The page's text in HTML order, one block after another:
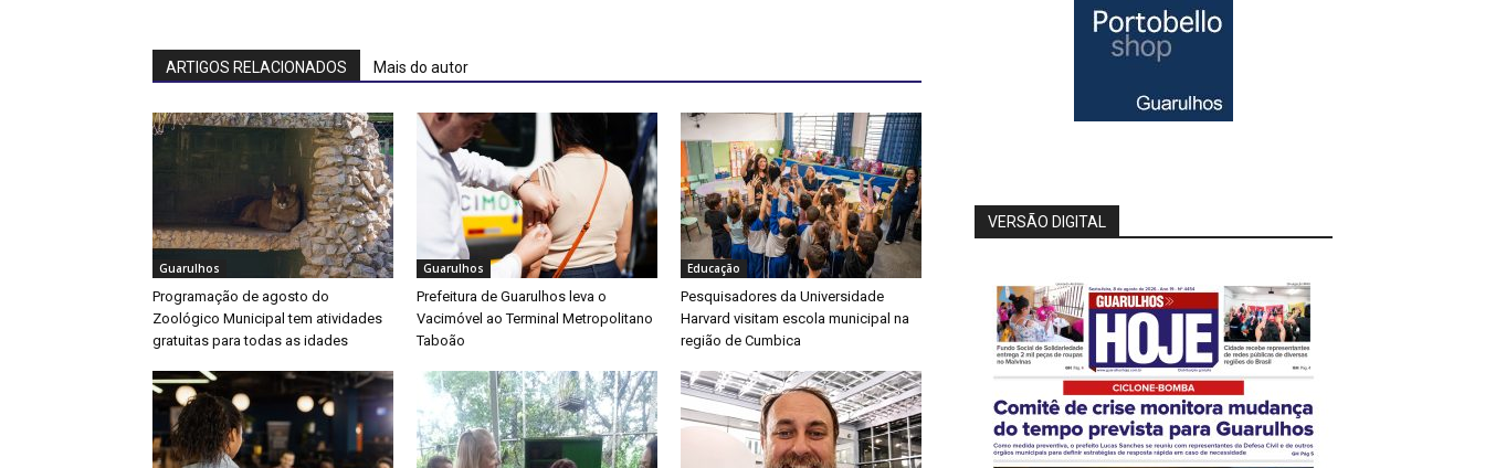
ARTIGOS RELACIONADOS Mais do autor
Guarulhos
Programação de agosto do
Zoológico Municipal tem atividades
gratuitas para todas as idades
Guarulhos
Prefeitura de Guarulhos leva o
Vacimóvel ao Terminal Metropolitano
Taboão
Educação
Pesquisadores da Universidade
Harvard visitam escola municipal na
região de Cumbica
VERSÃO DIGITAL